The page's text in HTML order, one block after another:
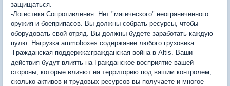
защищаться.
-Логистика Сопротивления: Нет "магического" неограниченного
оружия и боеприпасов. Вы должны собрать ресурсы, чтобы
оборудовать свой отряд. Вы должны будете заработать каждую
пулю. Нагрузка ammoboxes содержание любого грузовика.
-Гражданская поддержка:гражданская война в Altis. Ваши
действия будут влиять на Гражданское восприятие вашей
стороны, которые влияют на территорию под вашим контролем,
сколько активов и трудовых ресурсов вы получаете и многое